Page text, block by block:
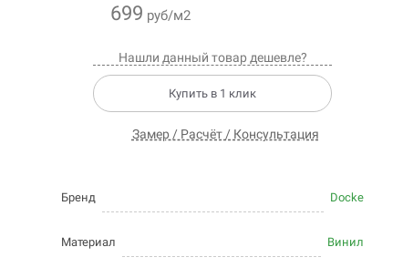
699 руб/м2
Нашли данный товар дешевле?
Купить в 1 клик
Замер / Расчёт / Консультация
Бренд Docke
Материал Винил